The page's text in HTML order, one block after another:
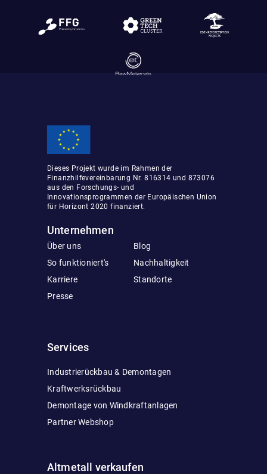
Dieses Projekt wurde im Rahmen der
Finanzhilfevereinbarung Nr. 816314 und 873076
aus den Forschungs- und
Innovationsprogrammen der Europäischen Union
für Horizont 2020 finanziert.
Unternehmen
Über uns
So funktioniert's
Karriere
Presse
Blog
Nachhaltigkeit
Standorte
Services
Industrierückbau & Demontagen
Kraftwerksrückbau
Demontage von Windkraftanlagen
Partner Webshop
Altmetall verkaufen